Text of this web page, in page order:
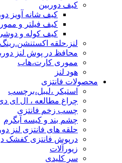
کیف دوربین
کیف شانه آویز
کیف فیلتر و
کیف کوله و
لنز.حلقه
محافظ در پوش لنز
مموری کارت،هاب
هود لنز
محصولات فانتزی
استیکر ،لیبل،برچسب
چراغ مطالعه ، ال ای
چسب زخم فانتزی
چشم بند و کیسه آبگرم
حلقه های فانتزی لنز
درپوش فانتزی کفشک
زیورآلات
سر کلیدی